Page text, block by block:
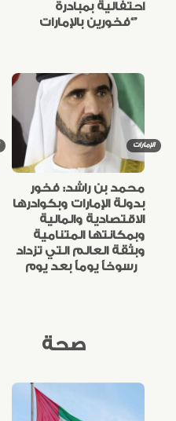
احتفالية بمبادرة
“فخورين بالإمارات”
الإمارات
محمد بن راشد: فخور
بدولة الإمارات وبكوادرها
الاقتصادية والمالية
وبمكانتها المتنامية
وبثقة العالم التي تزداد
رسوخاً يوماً بعد يوم
صحة